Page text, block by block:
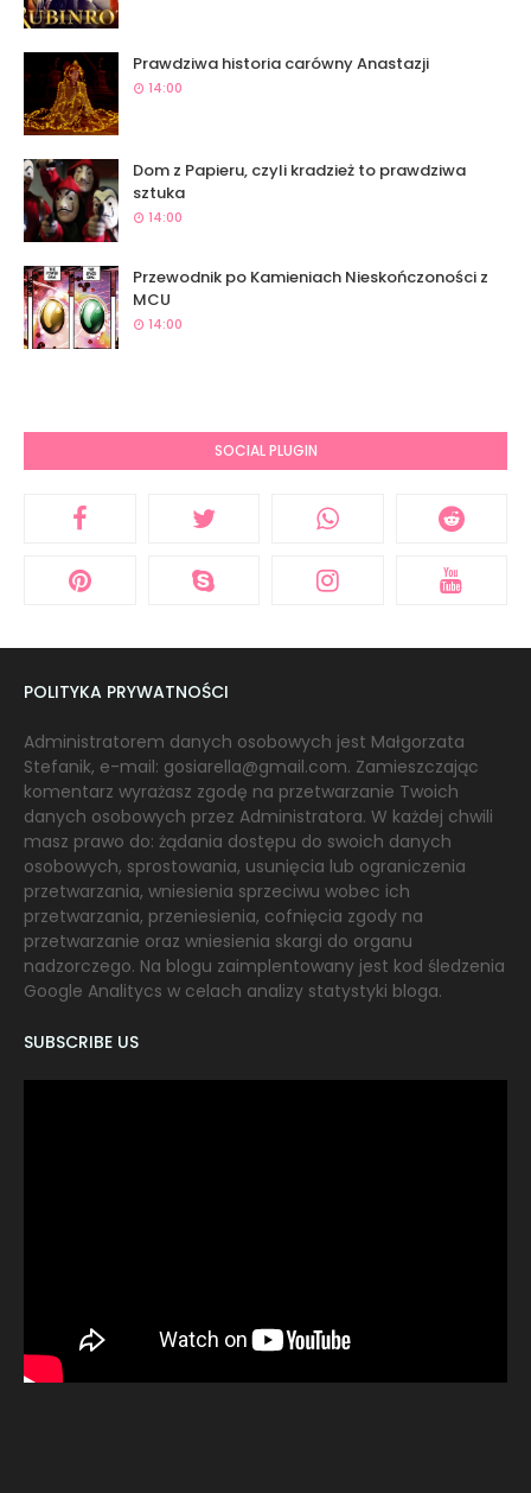
Prawdziwa historia carówny Anastazji
14:00
Dom z Papieru, czyli kradzież to prawdziwa
sztuka
14:00
Przewodnik po Kamieniach Nieskończoności z
MCU
14:00
SOCIAL PLUGIN
POLITYKA PRYWATNOŚCI
Administratorem danych osobowych jest Małgorzata
Stefanik, e-mail: gosiarella@gmail.com. Zamieszczając
komentarz wyrażasz zgodę na przetwarzanie Twoich
danych osobowych przez Administratora. W każdej chwili
masz prawo do: żądania dostępu do swoich danych
osobowych, sprostowania, usunięcia lub ograniczenia
przetwarzania, wniesienia sprzeciwu wobec ich
przetwarzania, przeniesienia, cofnięcia zgody na
przetwarzanie oraz wniesienia skargi do organu
nadzorczego. Na blogu zaimplentowany jest kod śledzenia
Google Analitycs w celach analizy statystyki bloga.
SUBSCRIBE US